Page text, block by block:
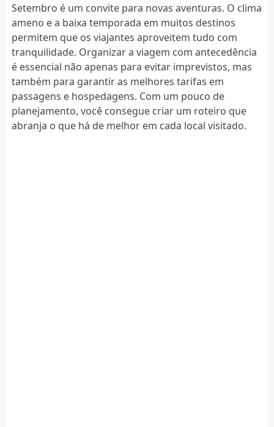
Setembro é um convite para novas aventuras. O clima
ameno e a baixa temporada em muitos destinos
permitem que os viajantes aproveitem tudo com
tranquilidade. Organizar a viagem com antecedência
é essencial não apenas para evitar imprevistos, mas
também para garantir as melhores tarifas em
passagens e hospedagens. Com um pouco de
planejamento, você consegue criar um roteiro que
abranja o que há de melhor em cada local visitado.